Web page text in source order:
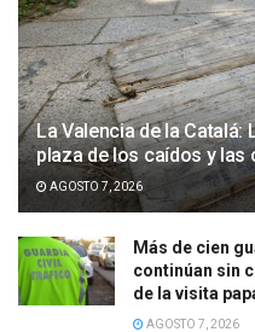
La Valencia de la Catalá:
plaza de los caídos y las
AGOSTO 7, 2026
Más de cien
continúan sin
de la visita
AGOSTO 7, 2026